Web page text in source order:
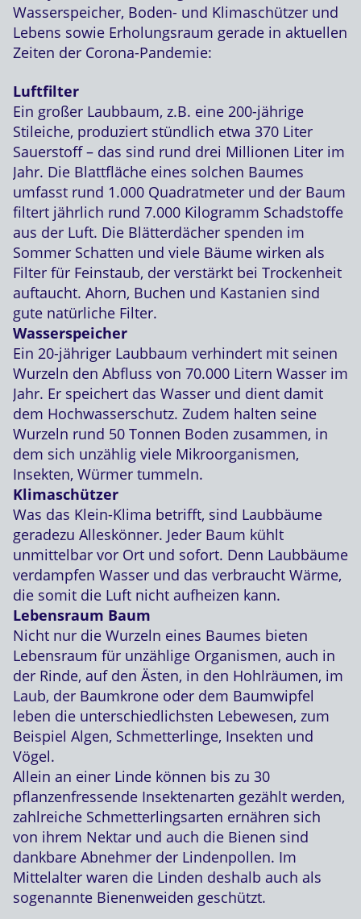
Wasserspeicher, Boden- und Klimaschützer und
Lebens sowie Erholungsraum gerade in aktuellen
Zeiten der Corona-Pandemie:
Luftfilter
Ein großer Laubbaum, z.B. eine 200-jährige
Stileiche, produziert stündlich etwa 370 Liter
Sauerstoff – das sind rund drei Millionen Liter im
Jahr. Die Blattfläche eines solchen Baumes
umfasst rund 1.000 Quadratmeter und der Baum
filtert jährlich rund 7.000 Kilogramm Schadstoffe
aus der Luft. Die Blätterdächer spenden im
Sommer Schatten und viele Bäume wirken als
Filter für Feinstaub, der verstärkt bei Trockenheit
auftaucht. Ahorn, Buchen und Kastanien sind
gute natürliche Filter.
Wasserspeicher
Ein 20-jähriger Laubbaum verhindert mit seinen
Wurzeln den Abfluss von 70.000 Litern Wasser im
Jahr. Er speichert das Wasser und dient damit
dem Hochwasserschutz. Zudem halten seine
Wurzeln rund 50 Tonnen Boden zusammen, in
dem sich unzählig viele Mikroorganismen,
Insekten, Würmer tummeln.
Klimaschützer
Was das Klein-Klima betrifft, sind Laubbäume
geradezu Alleskönner. Jeder Baum kühlt
unmittelbar vor Ort und sofort. Denn Laubbäume
verdampfen Wasser und das verbraucht Wärme,
die somit die Luft nicht aufheizen kann.
Lebensraum Baum
Nicht nur die Wurzeln eines Baumes bieten
Lebensraum für unzählige Organismen, auch in
der Rinde, auf den Ästen, in den Hohlräumen, im
Laub, der Baumkrone oder dem Baumwipfel
leben die unterschiedlichsten Lebewesen, zum
Beispiel Algen, Schmetterlinge, Insekten und
Vögel.
Allein an einer Linde können bis zu 30
pflanzenfressende Insektenarten gezählt werden,
zahlreiche Schmetterlingsarten ernähren sich
von ihrem Nektar und auch die Bienen sind
dankbare Abnehmer der Lindenpollen. Im
Mittelalter waren die Linden deshalb auch als
sogenannte Bienenweiden geschützt.